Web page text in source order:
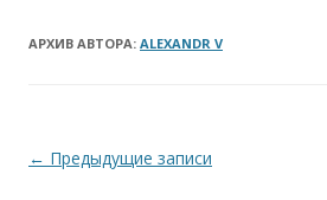
АРХИВ АВТОРА: ALEXANDR V
Навигация
← Предыдущие записи